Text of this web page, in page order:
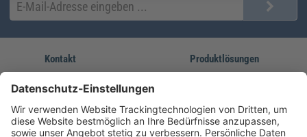
Kontakt
service@forum-verlag.com
Produktlösungen
Unsere Marken